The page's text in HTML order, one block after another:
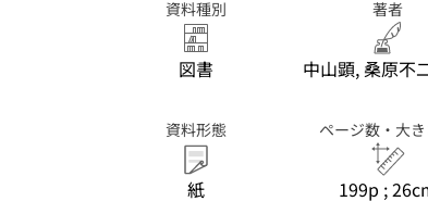
資料種別
図書
著者
中山顕, 桑原不
資料形態
紙
ページ数・大
199p ;